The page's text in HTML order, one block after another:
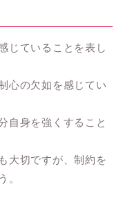
じていることを表し
心の欠如を感じてい
自身を強くすること
大切ですが、制約を
。